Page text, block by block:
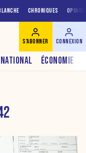
CHRONIQUES
ÉCONOMIE
S'ABONNER CONNEXION